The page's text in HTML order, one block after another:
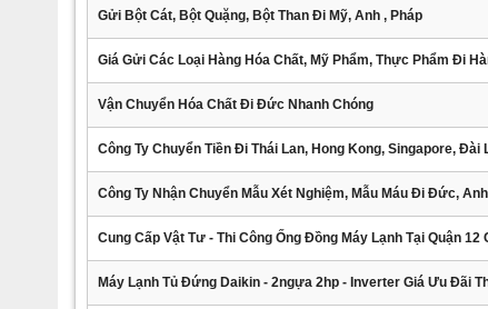
Gửi Bột Cát, Bột Quặng, Bột Than Đi Mỹ, Anh , Pháp
Giá Gửi Các Loại Hàng Hóa Chất, Mỹ Phẩm, Thực Phẩm Đi
Vận Chuyển Hóa Chất Đi Đức Nhanh Chóng
Công Ty Chuyển Tiền Đi Thái Lan, Hong Kong, Singapore, Đài
Công Ty Nhận Chuyển Mẫu Xét Nghiệm, Mẫu Máu Đi Đức,
Cung Cấp Vật Tư - Thi Công Ống Đồng Máy Lạnh Tại Quận 12
Máy Lạnh Tủ Đứng Daikin - 2ngựa 2hp - Inverter Giá Ưu Đãi